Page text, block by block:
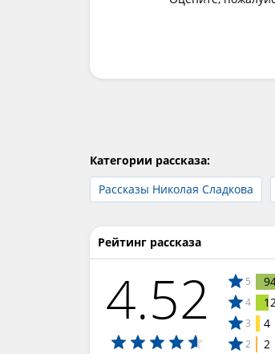
Категории рассказа:
Рассказы Николая Сладкова
Рейтинг рассказа
4.52 5
4
3 4
2 2